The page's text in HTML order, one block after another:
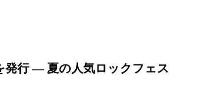
発行 — 夏の人気ロックフェス